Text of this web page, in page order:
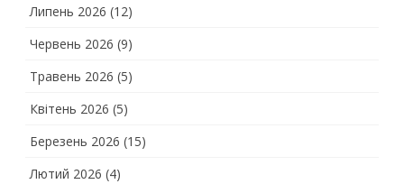
Липень 2026 (12)
Червень 2026 (9)
Травень 2026 (5)
Квітень 2026 (5)
Березень 2026 (15)
Лютий 2026 (4)